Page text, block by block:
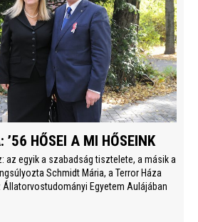
’56 HŐSEI A MI HŐSEINK
az egyik a szabadság tisztelete, a másik a
Schmidt Mária, a Terror Háza
Egyetem Aulájában